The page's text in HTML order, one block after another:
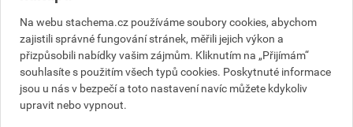
632,35 Kč
Cena s DPH
758,62 Kčza l
569,11 Kčza SET
Cena bez DPH
626,96 Kč za l
470,34 Kč za SET
Na webu stachema.cz používáme soubory cookies, abychom
zajistili správné fungování stránek, měřili jejich výkon a
přizpůsobili nabídky vašim zájmům. Kliknutím na „Přijímám“
souhlasíte s použitím všech typů cookies. Poskytnuté informace
jsou u nás v bezpečí a toto nastavení navíc můžete kdykoliv
upravit nebo vypnout.